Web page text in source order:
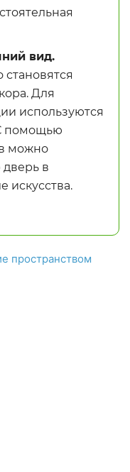
вид.
становятся
Для
используются
помощью
можно
в
искусства.